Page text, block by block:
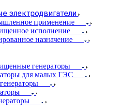
электродвигатели
применение
исполнение
назначение
генераторы
для малых ГЭС